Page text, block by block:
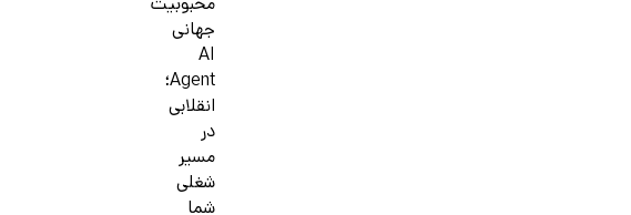
محبوبیت
جهانی
AI
Agent؛
انقلابی
در
مسیر
شغلی